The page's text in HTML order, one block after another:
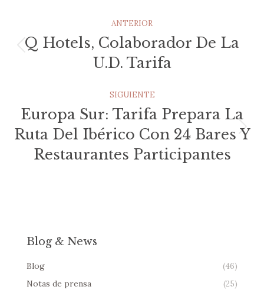
Navegación
Entre
Publicaciones
ANTERIOR
Publicación
anterior:
Q Hotels, Colaborador De La
U.D. Tarifa
SIGUIENTE
Publicación
siguiente:
Europa Sur: Tarifa Prepara La
Ruta Del Ibérico Con 24 Bares Y
Restaurantes Participantes
Blog & News
Blog
(46)
Notas de prensa
(25)